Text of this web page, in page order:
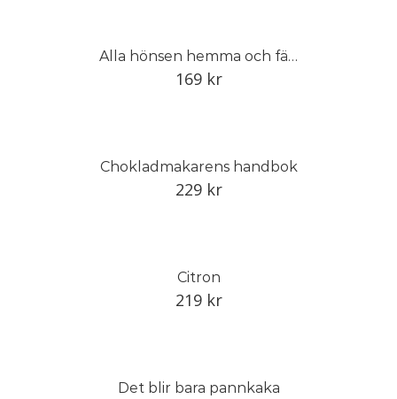
Alla hönsen hemma och färska ägg i köket
169 kr
Chokladmakarens handbok
229 kr
Citron
219 kr
Det blir bara pannkaka